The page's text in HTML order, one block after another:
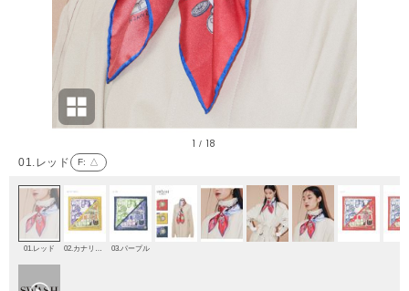
01.レッド F: △
1 / 18
01.レッド 03.パープル